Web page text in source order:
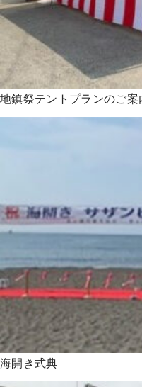
地鎮祭テントプランのご案
海開き式典